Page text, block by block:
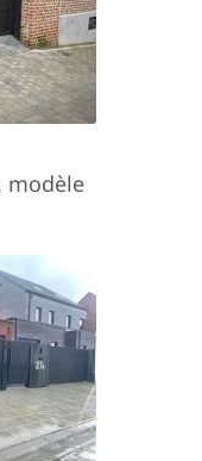
modèle